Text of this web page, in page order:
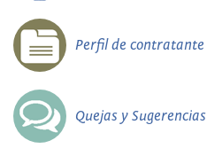
Perfil de contratante
Quejas y Sugerencias